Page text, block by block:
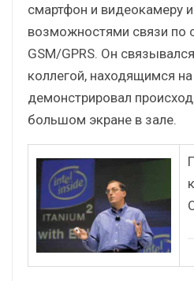
смартфон и видеокамеру
возможностями связи по
GSM/GPRS. Он
коллегой, находящимся на
демонстрировал
большом экране в зале.